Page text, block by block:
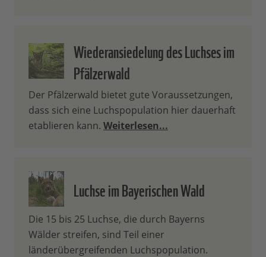
Wiederansiedelung des Luchses im
Pfälzerwald
Der Pfälzerwald bietet gute Voraussetzungen,
dass sich eine Luchspopulation hier dauerhaft
etablieren kann. Weiterlesen...
Luchse im Bayerischen Wald
Die 15 bis 25 Luchse, die durch Bayerns
Wälder streifen, sind Teil einer
länderübergreifenden Luchspopulation.